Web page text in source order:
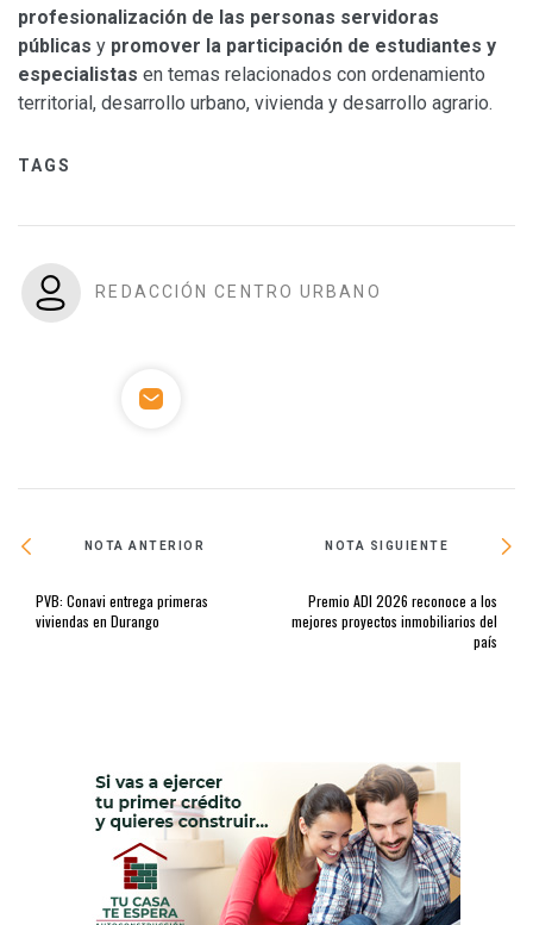
profesionalización de las personas servidoras
públicas y promover la participación de estudiantes y
especialistas en temas relacionados con ordenamiento
territorial, desarrollo urbano, vivienda y desarrollo agrario.
TAGS
REDACCIÓN CENTRO URBANO
NOTA ANTERIOR
PVB: Conavi entrega primeras
viviendas en Durango
NOTA SIGUIENTE
Premio ADI 2026 reconoce a los
mejores proyectos inmobiliarios del
país